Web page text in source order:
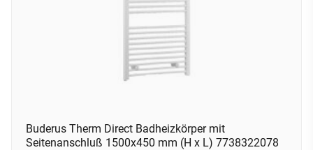
Buderus Therm Direct Badheizkörper mit
Seitenanschluß 1500x450 mm (H x L) 7738322078